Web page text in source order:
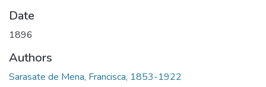
Date
1896
Authors
Sarasate de Mena, Francisca, 1853-1922